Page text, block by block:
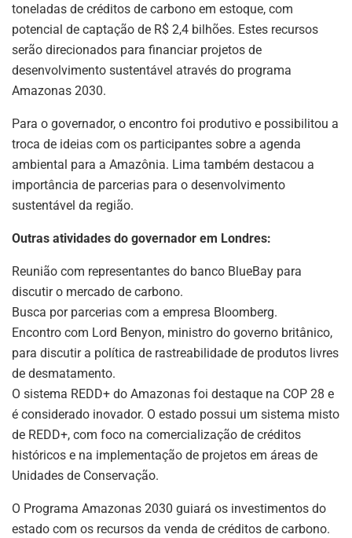
toneladas de créditos de carbono em estoque, com
potencial de captação de R$ 2,4 bilhões. Estes recursos
serão direcionados para financiar projetos de
desenvolvimento sustentável através do programa
Amazonas 2030.
Para o governador, o encontro foi produtivo e possibilitou a
troca de ideias com os participantes sobre a agenda
ambiental para a Amazônia. Lima também destacou a
importância de parcerias para o desenvolvimento
sustentável da região.
Outras atividades do governador em Londres:
Reunião com representantes do banco BlueBay para
discutir o mercado de carbono.
Busca por parcerias com a empresa Bloomberg.
Encontro com Lord Benyon, ministro do governo britânico,
para discutir a política de rastreabilidade de produtos livres
de desmatamento.
O sistema REDD+ do Amazonas foi destaque na COP 28 e
é considerado inovador. O estado possui um sistema misto
de REDD+, com foco na comercialização de créditos
históricos e na implementação de projetos em áreas de
Unidades de Conservação.
O Programa Amazonas 2030 guiará os investimentos do
estado com os recursos da venda de créditos de carbono.